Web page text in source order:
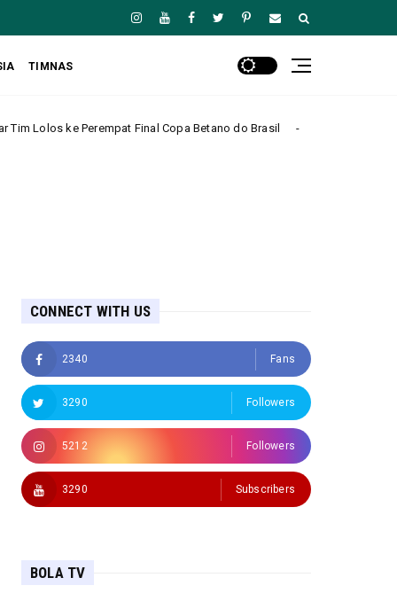
TIMNAS
Final Copa Betano do Brasil Amerika Serikat Mallorca Tampil
CONNECT WITH US
2340 Fans
3290 Followers
5212 Followers
3290 Subscribers
BOLA TV